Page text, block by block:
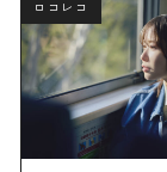
ロコレコ